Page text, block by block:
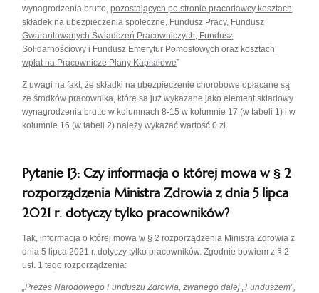
wynagrodzenia brutto,pozostających po stronie pracodawcy kosztach
składek na ubezpieczenia społeczne, Fundusz Pracy, Fundusz
Gwarantowanych Świadczeń Pracowniczych, Fundusz
Solidarnościowy i Fundusz Emerytur Pomostowych oraz kosztach
wpłat na Pracownicze Plany Kapitałowe”
Z uwagi na fakt, że składki na ubezpieczenie chorobowe opłacane są
ze środków pracownika, które są już wykazane jako element składowy
wynagrodzenia brutto w kolumnach 8-15 w kolumnie 17 (w tabeli 1) i w
kolumnie 16 (w tabeli 2) należy wykazać wartość 0 zł.
Pytanie 13: Czy informacja o której mowa w § 2
rozporządzenia Ministra Zdrowia z dnia 5 lipca
2021 r. dotyczy tylko pracowników?
Tak, informacja o której mowa w § 2 rozporządzenia Ministra Zdrowia z
dnia 5 lipca 2021 r. dotyczy tylko pracowników. Zgodnie bowiem z § 2
ust. 1 tego rozporządzenia:
„Prezes Narodowego Funduszu Zdrowia, zwanego dalej „Funduszem”,